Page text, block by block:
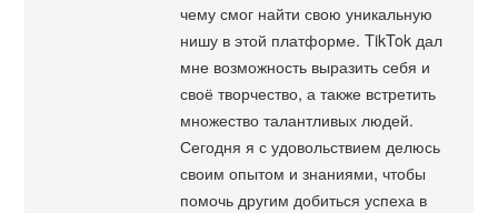
чему смог найти свою уникальную
нишу в этой платформе. TikTok дал
мне возможность выразить себя и
своё творчество, а также встретить
множество талантливых людей.
Сегодня я с удовольствием делюсь
своим опытом и знаниями, чтобы
помочь другим добиться успеха в